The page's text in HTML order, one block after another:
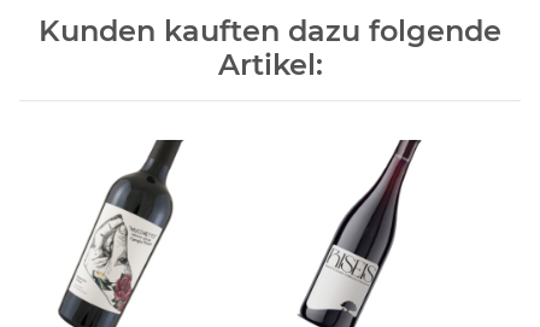
Kunden kauften dazu folgende
Artikel: